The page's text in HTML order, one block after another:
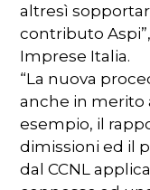
altresì
contributo
Imprese Italia.
“La nuova
anche in merito
esempio, il
dimissioni ed il
dal CCNL